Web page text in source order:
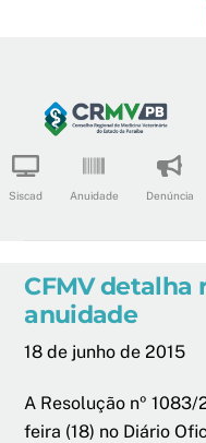
content
Siscad Anuidade Denúncia
CFMV detalha
anuidade
18 de junho de 2015
A Resolução nº
feira (18) no Diário